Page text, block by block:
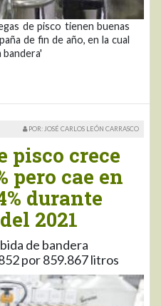
de pisco tienen buenas
de fin de año, en la cual
bandera'
POR: JOSÉ CARLOS LEÓN CARRASCO
pisco crece
pero cae en
durante
2021
de bandera
por 859.867 litros